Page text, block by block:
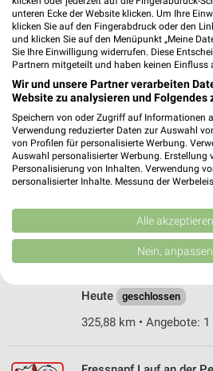
Heute geschlossen
371,40 km • Angebote:
Fressnapf Straubing
Posener Straße 20
94315 Straubing
Heute geschlossen
407,83 km • Angebote:
Fressnapf Weiden
Neustädter Straße 49a
Heute
geschlossen
325,88 km • Angebote:
unteren Ecke der Website klicken. Um Ihre
klicken Sie auf den Fingerabdruck oder den
und klicken Sie auf den Menüpunkt „Meine
Sie Ihre Einwilligung widerrufen. Diese
Partnern mitgeteilt und haben keinen Einfluss
Wir und unsere Partner verarbeiten
Website zu analysieren und Folgendes
Speichern von oder Zugriff auf Informationen
Verwendung reduzierter Daten zur Auswahl
von Profilen für personalisierte Werbung.
Auswahl personalisierter Werbung. Erstellung
Personalisierung von Inhalten. Verwendung
personalisierter Inhalte. Messung der
Kombinationen von Daten aus verschiedenen
Verbesserung der Angebote. Verwendung
von Inhalten.
Daten können außerhalb der Europäischen
Website/App.
Partnerliste anzeigen (1 IAB-Anbieter)
Wir nutzen Ihre Daten für folgende Zwecke:
Alle akzeptieren
Nein, anpassen